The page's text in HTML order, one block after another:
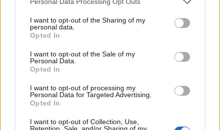
I want to opt-out of the Sharing of my
personal data.
Opted In
I want to opt-out of the Sale of my
Personal Data.
Opted In
I want to opt-out of processing my
Personal Data for Targeted Advertising.
Opted In
I want to opt-out of Collection, Use,
Retention, Sale, and/or Sharing of my
poco alla volta aumenta la pancia
3 Giugno alle ore 16:48
EbbeneSi:Eh si😰😅😅